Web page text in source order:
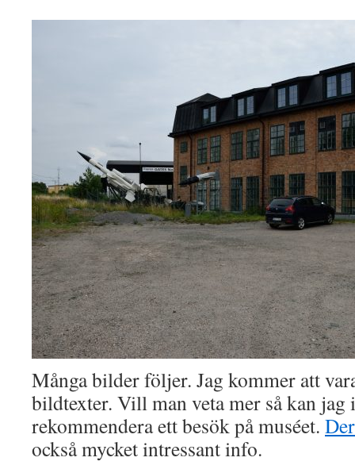
Många bilder följer. Jag kommer att
bildtexter. Vill man veta mer så kan jag
rekommendera ett besök på muséet.
också mycket intressant info.